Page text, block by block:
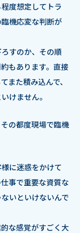
度想定してトラ
機応変な判断が
すのか、その順
もあります。直接
また積み込んで、
けません。
の都度現場で臨機
に迷惑をかけて
事で重要な資質な
いといけないんで
な感覚がすごく大